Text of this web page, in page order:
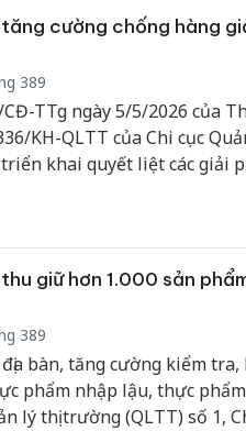
cường chống hàng
389
TTg ngày 5/5/2026 của
KH-QLTT của Chi cục
khai quyết liệt các giải
kiểm tra, kiểm soát thị
và xây dựng môi trường
giữ hơn 1.000 sản
389
bàn, tăng cường kiểm tra,
phẩm nhập lậu, thực
lý thị trường (QLTT) số 1,